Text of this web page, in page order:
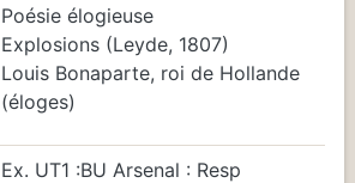
Poésie élogieuse
Explosions (Leyde, 1807)
Louis Bonaparte, roi de Hollande
(éloges)
Ex. UT1 :BU Arsenal : Resp